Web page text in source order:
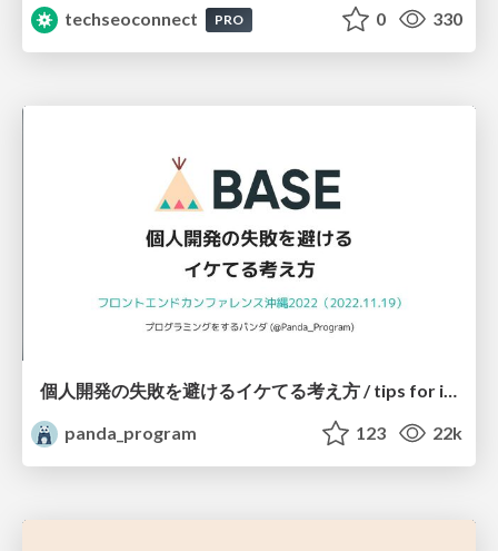
techseoconnect
PRO 0 330
個人開発の失敗を避けるイケてる考え方 / tips for indie hackers
panda_program
123 22k